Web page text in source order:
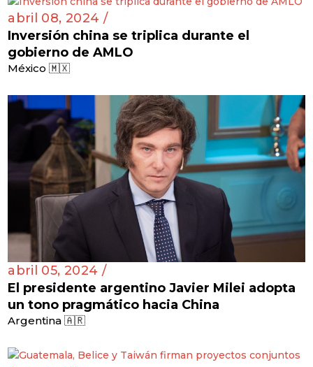
abril 08, 2024 /
Inversión china se triplica durante el
gobierno de AMLO
México 🇲🇽
abril 05, 2024 /
El presidente argentino Javier Milei adopta
un tono pragmático hacia China
Argentina 🇦🇷